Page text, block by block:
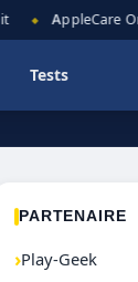
AppleCare
Tests
PARTENAIRE
›Play-Geek